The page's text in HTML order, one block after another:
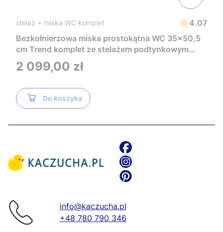
stelaż + miska WC komplet
4.07
Bezkołnierzowa miska prostokątna WC 35x50,5
cm Trend komplet ze stelażem podtynkowym
Tece i czarnym przyciskiem TeceNow
TR2216+Tece
Cena
2 099,00 zł
Do koszyka
info@kaczucha.pl
+48 780 790 346